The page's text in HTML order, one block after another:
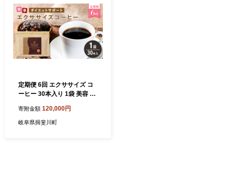
定期便 6回 エクササイズ コ
ーヒー 30本入り 1袋 美容 健
フェノール アミノ酸 食物繊
維 コーヒークロロゲン酸 コ
寄附金額 120,000円
岐阜県揖斐川町